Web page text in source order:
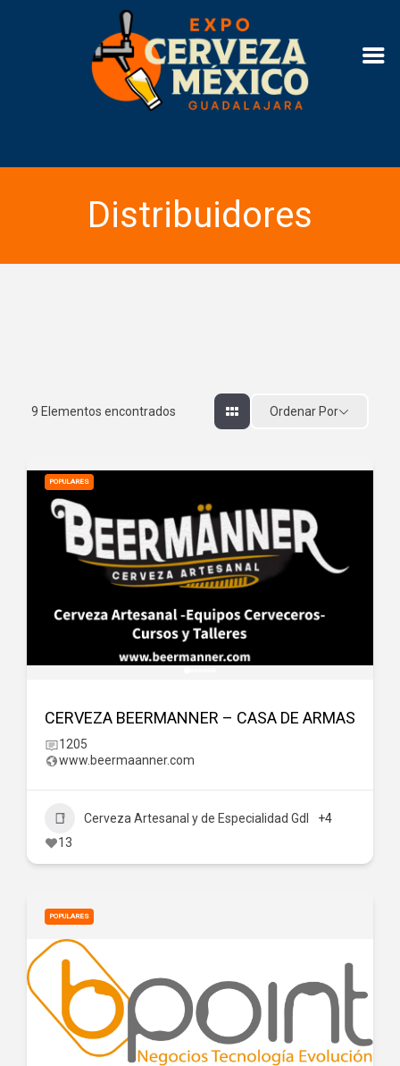
Distribuidores
9 Elementos encontrados Ordenar Por
POPULARES
CERVEZA BEERMANNER – CASA DE ARMAS
1205
www.beermaanner.com
Cerveza Artesanal y de Especialidad Gdl
+4
13
POPULARES